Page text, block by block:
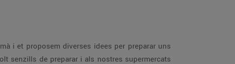
i et proposem diverses idees per preparar uns
senzills de preparar i als nostres supermercats